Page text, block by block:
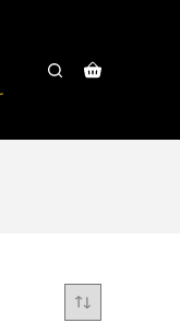
Carro
compra